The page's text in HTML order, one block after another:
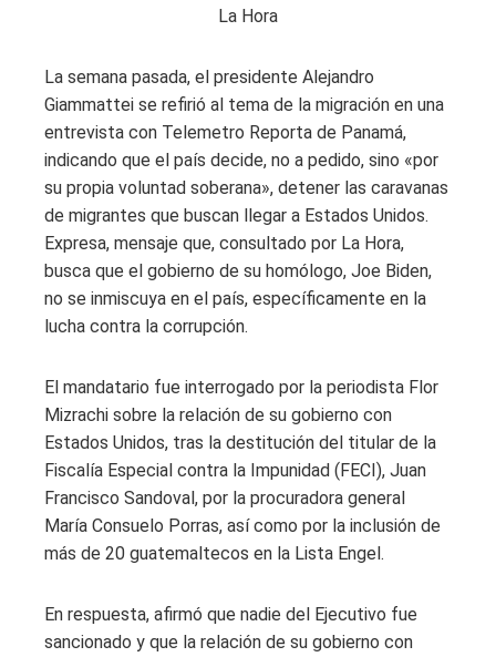
La Hora
La semana pasada, el presidente Alejandro
Giammattei se refirió al tema de la migración en una
entrevista con Telemetro Reporta de Panamá,
indicando que el país decide, no a pedido, sino «por
su propia voluntad soberana», detener las caravanas
de migrantes que buscan llegar a Estados Unidos.
Expresa, mensaje que, consultado por La Hora,
busca que el gobierno de su homólogo, Joe Biden,
no se inmiscuya en el país, específicamente en la
lucha contra la corrupción.
El mandatario fue interrogado por la periodista Flor
Mizrachi sobre la relación de su gobierno con
Estados Unidos, tras la destitución del titular de la
Fiscalía Especial contra la Impunidad (FECI), Juan
Francisco Sandoval, por la procuradora general
María Consuelo Porras, así como por la inclusión de
más de 20 guatemaltecos en la Lista Engel.
En respuesta, afirmó que nadie del Ejecutivo fue
sancionado y que la relación de su gobierno con